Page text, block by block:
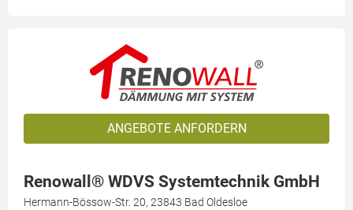
ANGEBOTE ANFORDERN
Renowall® WDVS Systemtechnik GmbH
Hermann-Bössow-Str. 20, 23843 Bad Oldesloe